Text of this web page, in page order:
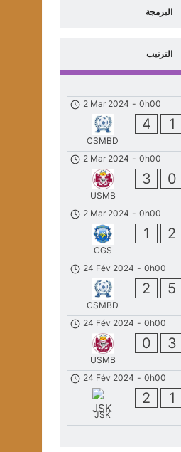
البرمجة
الترتيب
2 Mar 2024 - 0h00
CSMBD
4 1
2 Mar 2024 - 0h00
USMB
3 0
2 Mar 2024 - 0h00
CGS
1 2
24 Fév 2024 - 0h00
CSMBD
2 5
24 Fév 2024 - 0h00
USMB
0 3
24 Fév 2024 - 0h00
JSK
2 1